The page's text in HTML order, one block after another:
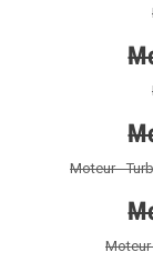
Moteur -
Moteur